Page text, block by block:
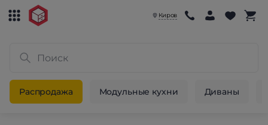
Киров
Распродажа Модульные кухни Диваны